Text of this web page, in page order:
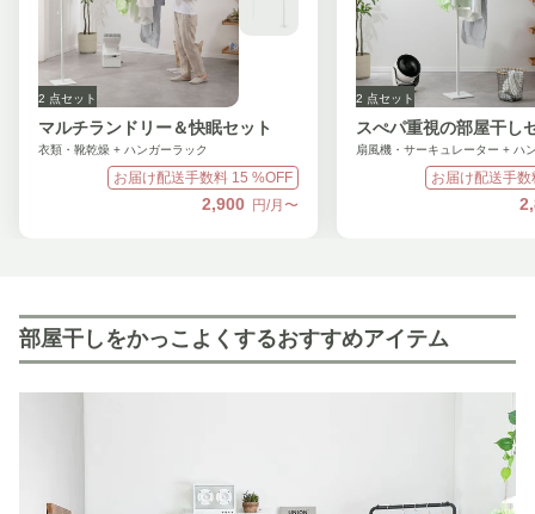
マルチランドリー＆快眠セット
衣類・靴乾燥 + ハンガーラック
2 点セット
お届け配送手数料 15 %OFF
2,900 円/月〜
スぺパ重視の部屋干し
扇風機・サーキュレーター + ハ
2 点セット
お届け配送手
部屋干しをかっこよくするおすすめアイテム